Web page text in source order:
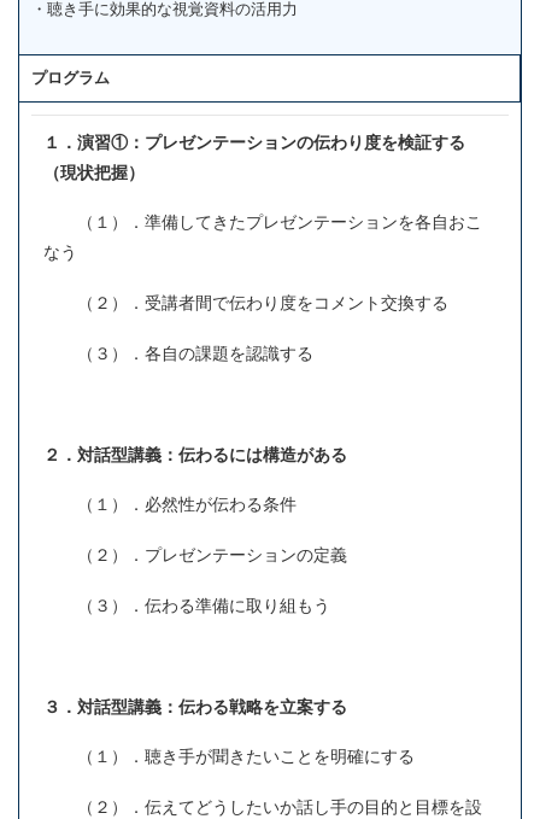
・聴き手に効果的な視覚資料の活用力
プログラム
１．演習①：プレゼンテーションの伝わり度を検証する
（現状把握）
（１）．準備してきたプレゼンテーションを各自おこ
なう
（２）．受講者間で伝わり度をコメント交換する
（３）．各自の課題を認識する
２．対話型講義：伝わるには構造がある
（１）．必然性が伝わる条件
（２）．プレゼンテーションの定義
（３）．伝わる準備に取り組もう
３．対話型講義：伝わる戦略を立案する
（１）．聴き手が聞きたいことを明確にする
（２）．伝えてどうしたいか話し手の目的と目標を設